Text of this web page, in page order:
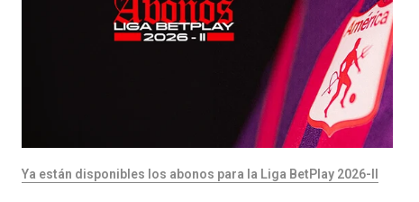
Ya están disponibles los abonos para la Liga BetPlay 2026-II